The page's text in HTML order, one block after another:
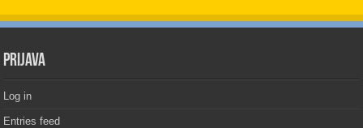
PRIJAVA
Log in
Entries feed